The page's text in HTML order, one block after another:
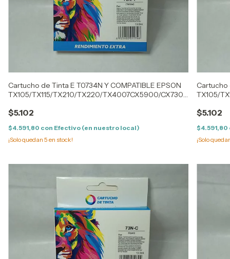
Cartucho de Tinta E T0734N Y COMPATIBLE EPSON
TX105/TX115/TX210/TX220/TX4007CX5900/CX7300
$5.102
$4.591,80 con Efectivo (en nuestro local)
¡Solo quedan 5 en stock!
Cartucho
TX105/
$5.102
$4.591,80
¡Solo